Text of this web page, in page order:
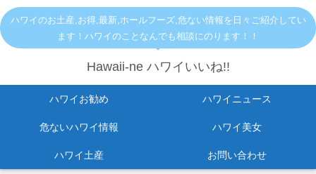
ハワイのお土産,お得,最新,ホールフーズ,危ない情報を日々ご紹介してい
ます！ハワイのことなんでも相談にのります！！
Hawaii-ne ハワイいいね!!
ハワイお勧め ハワイニュース
危ないハワイ情報 ハワイ美女
ハワイ土産 お問い合わせ